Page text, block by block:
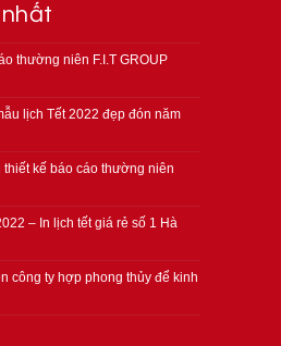
thường niên F.I.T GROUP
lịch Tết 2022 đẹp đón năm
thiết kế báo cáo thường niên
– In lịch tết giá rẻ số 1 Hà
công ty hợp phong thủy để kinh